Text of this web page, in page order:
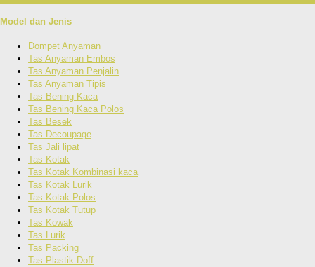
Model dan Jenis
Dompet Anyaman
Tas Anyaman Embos
Tas Anyaman Penjalin
Tas Anyaman Tipis
Tas Bening Kaca
Tas Bening Kaca Polos
Tas Besek
Tas Decoupage
Tas Jali lipat
Tas Kotak
Tas Kotak Kombinasi kaca
Tas Kotak Lurik
Tas Kotak Polos
Tas Kotak Tutup
Tas Kowak
Tas Lurik
Tas Packing
Tas Plastik Doff